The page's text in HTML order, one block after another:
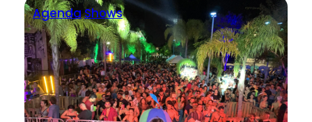
AgendaShows